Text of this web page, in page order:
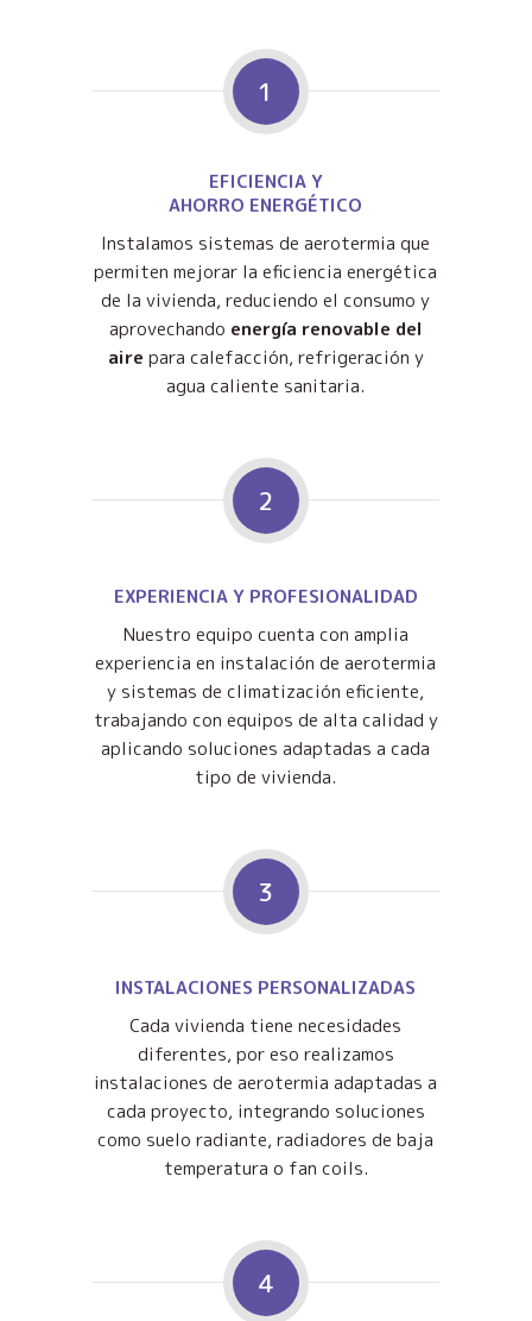
1
EFICIENCIA Y
AHORRO ENERGÉTICO
Instalamos sistemas de aerotermia que
permiten mejorar la eficiencia energética
de la vivienda, reduciendo el consumo y
aprovechando energía renovable del
aire para calefacción, refrigeración y
agua caliente sanitaria.
2
EXPERIENCIA Y PROFESIONALIDAD
Nuestro equipo cuenta con amplia
experiencia en instalación de aerotermia
y sistemas de climatización eficiente,
trabajando con equipos de alta calidad y
aplicando soluciones adaptadas a cada
tipo de vivienda.
3
INSTALACIONES PERSONALIZADAS
Cada vivienda tiene necesidades
diferentes, por eso realizamos
instalaciones de aerotermia adaptadas a
cada proyecto, integrando soluciones
como suelo radiante, radiadores de baja
temperatura o fan coils.
4